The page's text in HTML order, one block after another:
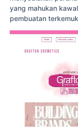
yang mahukan
pembuatan